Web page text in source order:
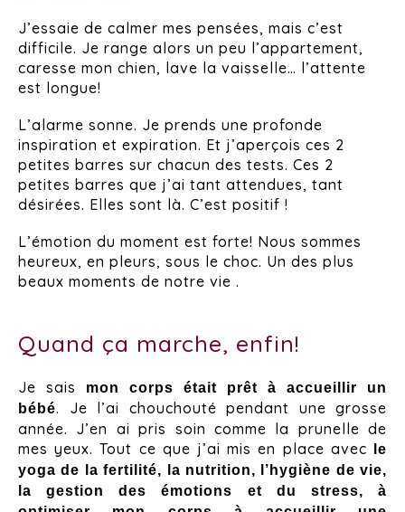
J’essaie de calmer mes pensées, mais c’est
difficile. Je range alors un peu l’appartement,
caresse mon chien, lave la vaisselle… l’attente
est longue!
L’alarme sonne. Je prends une profonde
inspiration et expiration. Et j’aperçois ces 2
petites barres sur chacun des tests. Ces 2
petites barres que j’ai tant attendues, tant
désirées. Elles sont là. C’est positif !
L’émotion du moment est forte! Nous sommes
heureux, en pleurs, sous le choc. Un des plus
beaux moments de notre vie .
Quand ça marche, enfin!
Je sais
mon corps était prêt à accueillir un
bébé. Je l’ai chouchouté pendant une grosse
année. J’en ai pris soin comme la prunelle de
mes yeux. Tout ce que j’ai mis en place avec le
yoga de la fertilité, la nutrition, l’hygiène de vie,
la gestion des émotions et du stress, à